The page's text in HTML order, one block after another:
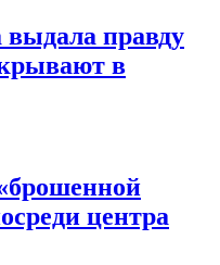
выдала правду
в
центра